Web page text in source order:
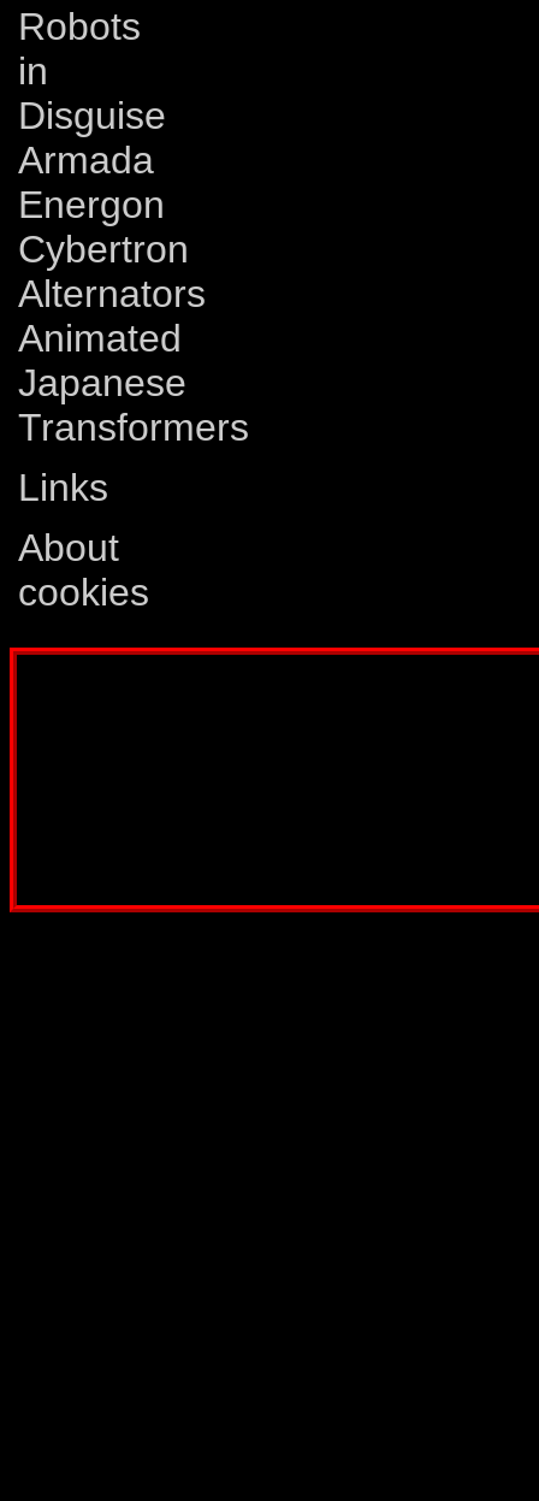
Robots
in
Disguise
Armada
Energon
Cybertron
Alternators
Animated
Japanese
Transformers
Links
About
cookies